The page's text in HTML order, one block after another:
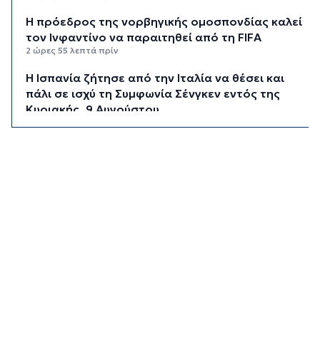
Η πρόεδρος της νορβηγικής ομοσπονδίας καλεί
τον Ινφαντίνο να παραιτηθεί από τη FIFA
2 ώρες 55 λεπτά πρίν
H Ισπανία ζήτησε από την Ιταλία να θέσει και
πάλι σε ισχύ τη Συμφωνία Σένγκεν εντός της
Κυριακής, 9 Αυγούστου